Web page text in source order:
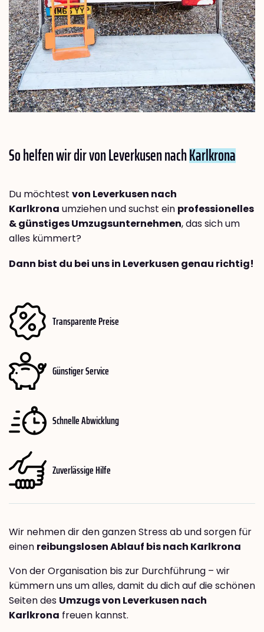
So helfen wir dir von Leverkusen nachKarlkrona
Du möchtest von Leverkusen nach
Karlkrona umziehen und suchst ein professionelles
& günstiges Umzugsunternehmen, das sich um
alles kümmert?
Dann bist du bei uns in Leverkusen genau richtig!
Transparente Preise
Günstiger Service
Schnelle Abwicklung
Zuverlässige Hilfe
Wir nehmen dir den ganzen Stress ab und sorgen für
einen reibungslosen Ablauf bis nach Karlkrona
Von der Organisation bis zur Durchführung – wir
kümmern uns um alles, damit du dich auf die schönen
Seiten des Umzugs von Leverkusen nach
Karlkrona freuen kannst.